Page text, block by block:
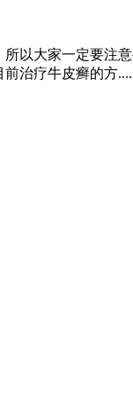
以大家一定要注意
治疗牛皮癣的方....